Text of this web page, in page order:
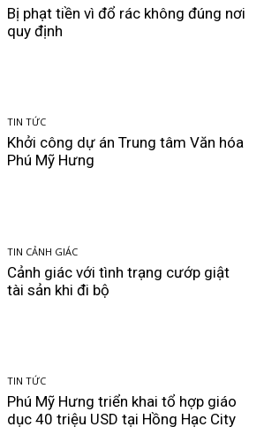
Bị phạt tiền vì đổ rác không đúng nơi
quy định
TIN TỨC
Khởi công dự án Trung tâm Văn hóa
Phú Mỹ Hưng
TIN CẢNH GIÁC
Cảnh giác với tình trạng cướp giật
tài sản khi đi bộ
TIN TỨC
Phú Mỹ Hưng triển khai tổ hợp giáo
dục 40 triệu USD tại Hồng Hạc City